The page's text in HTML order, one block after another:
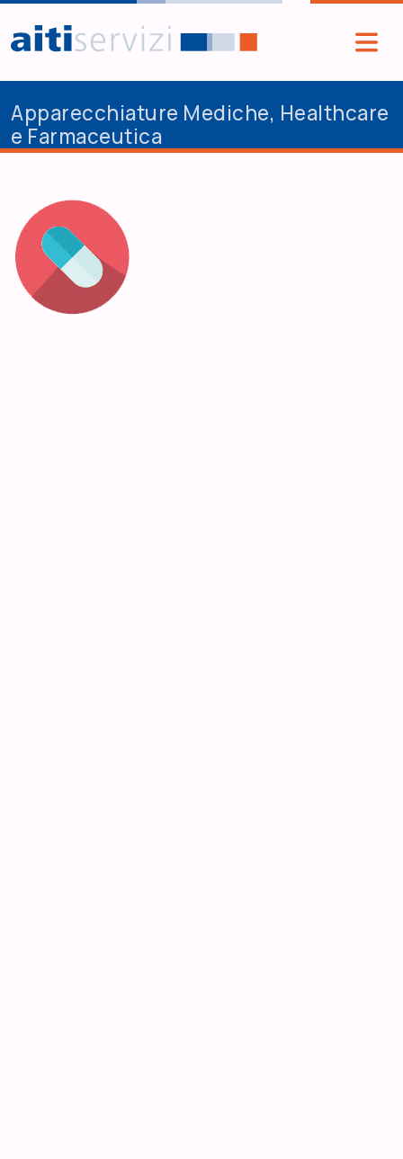
Salta al contenuto principale
Apparecchiature Mediche, Healthcare
e Farmaceutica